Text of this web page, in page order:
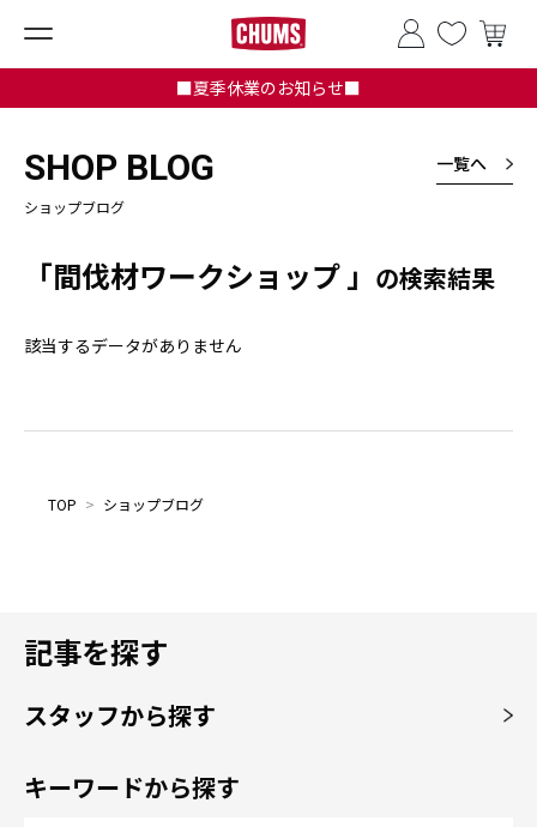
■夏季休業のお知らせ■
SHOP BLOG
ショップブログ
一覧へ
「間伐材ワークショップ 」 の検索結果
該当するデータがありません
TOP > ショップブログ
記事を探す
スタッフから探す
キーワードから探す